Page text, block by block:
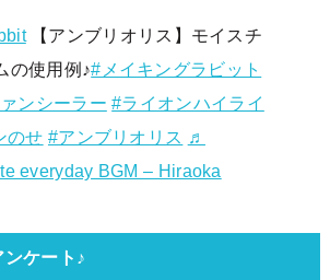
【アンブリオリス】モイスチ
の使用例♪#メイキングラビット
ンシーラー #ライオンハイライ
のせ #アンブリオリス
♬
everyday BGM – Hiraoka
ケート♪